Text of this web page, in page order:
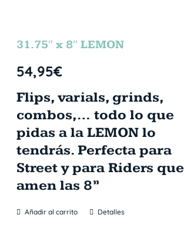
31.75″ x 8″ LEMON
54,95€
Flips, varials, grinds,
combos,… todo lo que
pidas a la LEMON lo
tendrás. Perfecta para
Street y para Riders que
amen las 8”
Añadir al carrito Detalles